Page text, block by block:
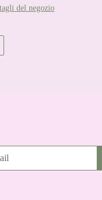
del negozio